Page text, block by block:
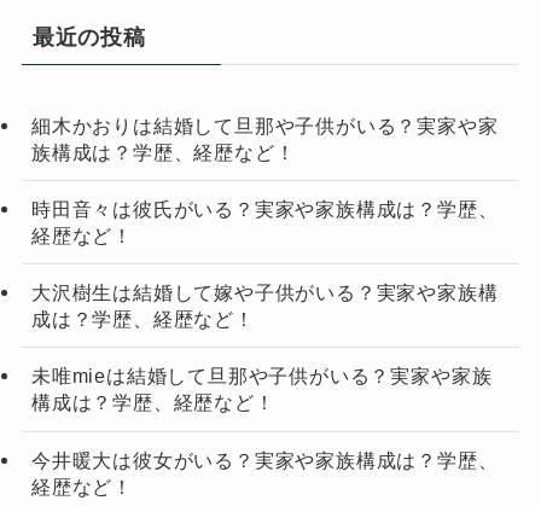
最近の投稿
細木かおりは結婚して旦那や子供がいる？実家や家
族構成は？学歴、経歴など！
時田音々は彼氏がいる？実家や家族構成は？学歴、
経歴など！
大沢樹生は結婚して嫁や子供がいる？実家や家族構
成は？学歴、経歴など！
未唯mieは結婚して旦那や子供がいる？実家や家族
構成は？学歴、経歴など！
今井暖大は彼女がいる？実家や家族構成は？学歴、
経歴など！